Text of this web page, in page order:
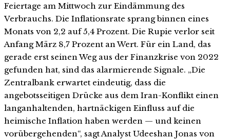
Feiertage am Mittwoch zur Eindämmung des
Verbrauchs. Die Inflationsrate sprang binnen eines
Monats von 2,2 auf 5,4 Prozent. Die Rupie verlor seit
Anfang März 8,7 Prozent an Wert. Für ein Land, das
gerade erst seinen Weg aus der Finanzkrise von 2022
gefunden hat, sind das alarmierende Signale. „Die
Zentralbank erwartet eindeutig, dass die
angebotsseitigen Drücke aus dem Iran-Konflikt einen
langanhaltenden, hartnäckigen Einfluss auf die
heimische Inflation haben werden — und keinen
vorübergehenden“, sagt Analyst Udeeshan Jonas von